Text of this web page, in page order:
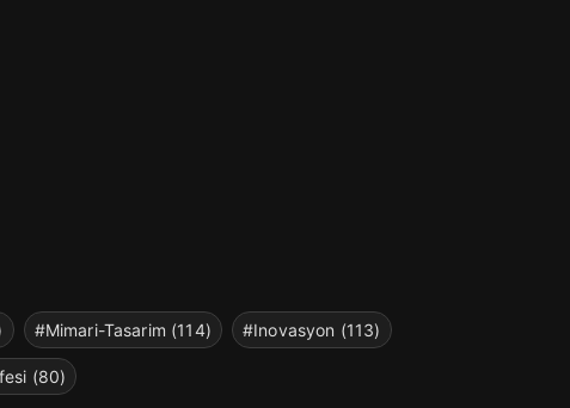
#Mimari-Tasarim (114) #Inovasyon (113)
(80)